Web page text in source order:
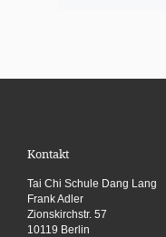
Kontakt
Tai Chi Schule Dang Lang
Frank Adler
Zionskirchstr. 57
10119 Berlin